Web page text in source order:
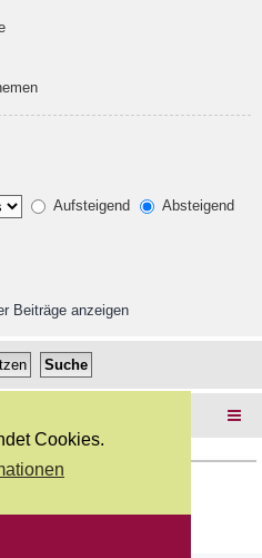
Cookies.
Aufsteigend
Absteigend
Beiträge anzeigen
durchphpBB.de